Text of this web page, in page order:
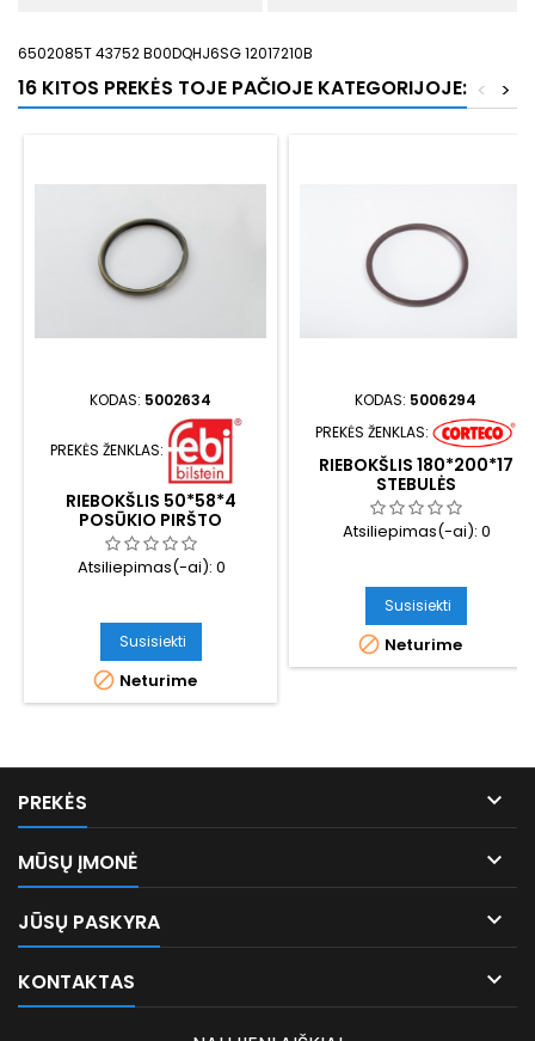
6502085T 43752 B00DQHJ6SG 12017210B
16 KITOS PREKĖS TOJE PAČIOJE KATEGORIJOJE: >
<
KODAS: 5002634
PREKĖS ŽENKLAS:
RIEBOKŠLIS 50*58*4
POSŪKIO PIRŠTO
Atsiliepimas(-ai): 0
Susisiekti
 Neturime
KODAS: 5006294
PREKĖS ŽENKLAS:
RIEBOKŠLIS 180*200*17
STEBULĖS
Atsiliepimas(-ai): 0
Susisiekti
 Neturime
PREKĖS 
MŪSŲ ĮMONĖ 
JŪSŲ PASKYRA 
KONTAKTAS 